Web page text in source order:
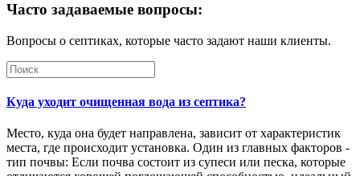
Часто задаваемые вопросы:
Вопросы о септиках, которые часто задают наши клиенты.
Куда уходит очищенная вода из септика?
Место, куда она будет направлена, зависит от характеристик
места, где происходит установка. Один из главных факторов -
тип почвы: Если почва состоит из супеси или песка, которые